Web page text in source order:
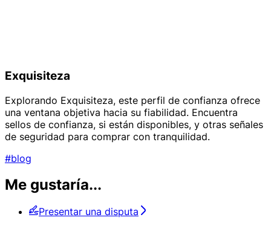
Exquisiteza
Explorando Exquisiteza, este perfil de confianza ofrece
una ventana objetiva hacia su fiabilidad. Encuentra
sellos de confianza, si están disponibles, y otras señales
de seguridad para comprar con tranquilidad.
#blog
Me gustaría...
Presentar una disputa